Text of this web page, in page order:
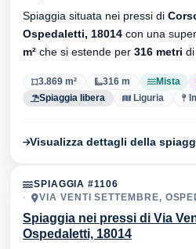
Spiaggia situata nei pressi di
Ospedaletti, 18014 con una
m² che si estende per 316 metri
3.869 m² 316 m Mista
Spiaggia libera
Liguria
Visualizza dettagli della
SPIAGGIA #1106
VIA VENTI SETTEMBRE,
Spiaggia nei pressi di Via
Ospedaletti, 18014